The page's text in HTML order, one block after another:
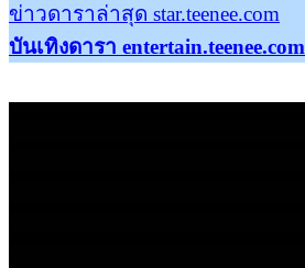
ข่าวดาราล่าสุด star.teenee.com
บันเทิงดารา entertain.teenee.com